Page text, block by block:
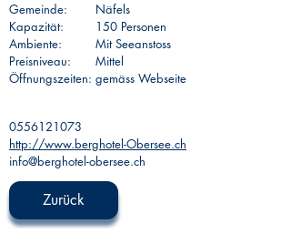
Gemeinde:
Näfels
Kapazität:
150 Personen
Ambiente:
Mit Seeanstoss
Preisniveau:
Mittel
Öffnungszeiten: gemäss Webseite
0556121073
http://www.berghotel-Obersee.ch
info@berghotel-obersee.ch
Zurück